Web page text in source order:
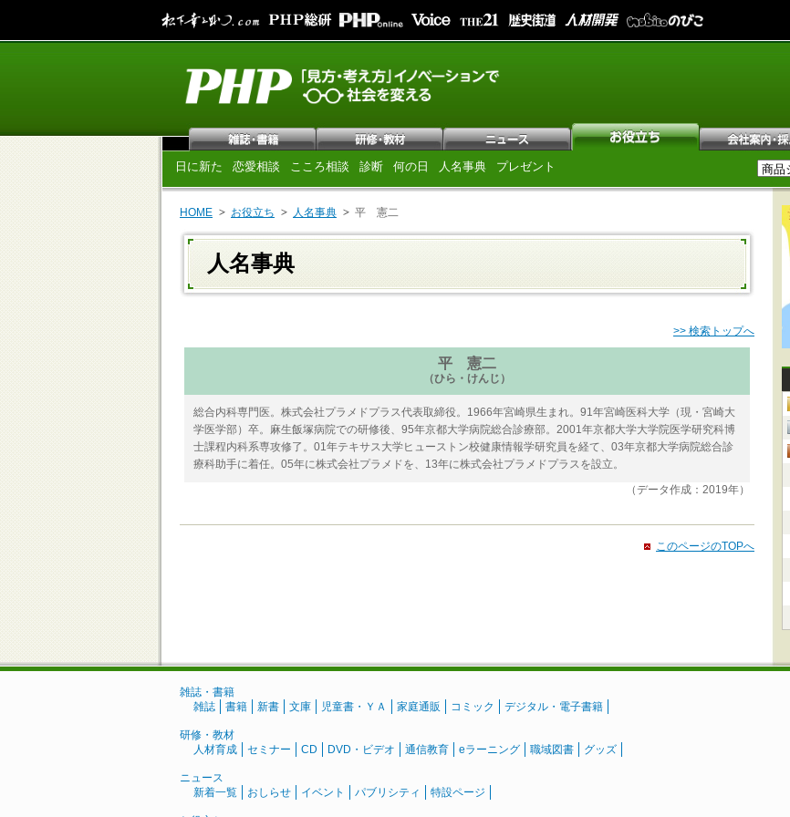
日に新た 恋愛相談 こころ相談 診断 何の日 人名事典 プレゼント
HOME お役立ち 人名事典 平 憲二
人名事典
>> 検索トップへ
平 憲二
（ひら・けんじ）
総合内科専門医。株式会社プラメドプラス代表取締役。1966年宮崎県生まれ。91年宮崎医科大学（現・宮崎大
学医学部）卒。麻生飯塚病院での研修後、95年京都大学病院総合診療部。2001年京都大学大学院医学研究科博
士課程内科系専攻修了。01年テキサス大学ヒューストン校健康情報学研究員を経て、03年京都大学病院総合診
療科助手に着任。05年に株式会社プラメドを、13年に株式会社プラメドプラスを設立。
（データ作成：2019年）
このページのTOPへ
雑誌・書籍
雑誌
書籍 新書 文庫 児童書・ＹＡ 家庭通販 コミック デジタル・電子書籍
研修・教材
人材育成
セミナー CD DVD・ビデオ 通信教育 eラーニング 職域図書 グッズ
ニュース
新着一覧
おしらせ イベント パブリシティ 特設ページ